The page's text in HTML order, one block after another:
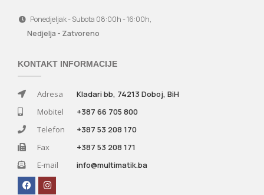
Ponedjeljak - Subota 08:00h - 16:00h,
Nedjelja - Zatvoreno
KONTAKT INFORMACIJE
Adresa
Kladari bb, 74213 Doboj, BiH
Mobitel
+387 66 705 800
Telefon
+387 53 208 170
Fax
+387 53 208 171
E-mail
info@multimatik.ba